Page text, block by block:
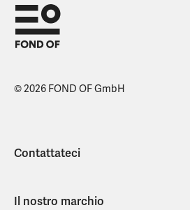
© 2026 FOND OF GmbH
Contattateci
Il nostro marchio